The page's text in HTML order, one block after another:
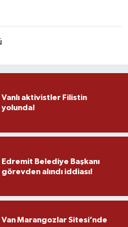
Vanlı aktivistler Filistin
yolunda!
Edremit Belediye Başkanı
görevden alındı iddiası!
Van Marangozlar Sitesi’nde